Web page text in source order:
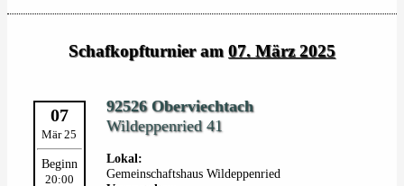
Schafkopfturnier am 07. März 2025
07
Mär 25
Beginn
20:00
92526 Oberviechtach
Wildeppenried 41
Lokal:
Gemeinschaftshaus Wildeppenried